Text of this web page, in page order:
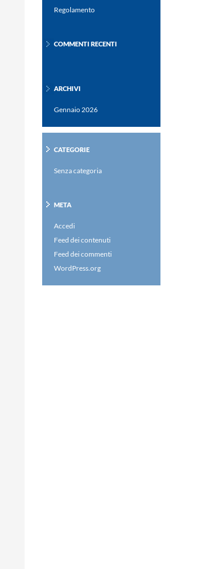
Regolamento
COMMENTI RECENTI
ARCHIVI
Gennaio 2026
CATEGORIE
Senza categoria
META
Accedi
Feed dei contenuti
Feed dei commenti
WordPress.org